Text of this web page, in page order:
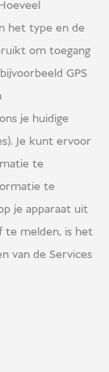
het type en de
om toegang
GPS
je huidige
Je kunt ervoor
te
te
je apparaat uit
te melden, is het
van de Services